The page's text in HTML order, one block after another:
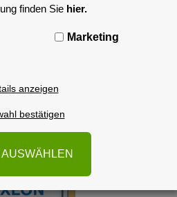
finden Sie hier.
Marketing
anzeigen
bestätigen